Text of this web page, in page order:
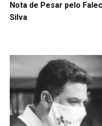
Nota de Pesar pelo
Silva